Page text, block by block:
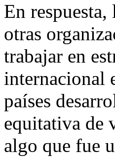
En
otras
trabajar en
internacional
países
equitativa de
algo que fue